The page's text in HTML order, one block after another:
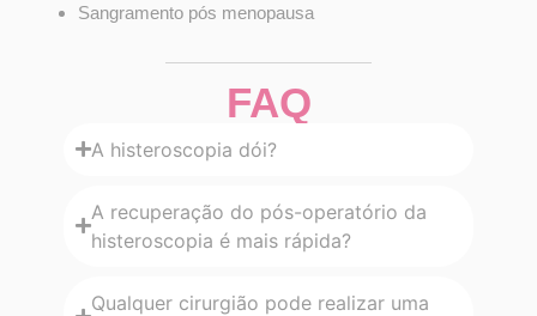
Sangramento pós menopausa
FAQ
A histeroscopia dói?
A recuperação do pós-operatório da
histeroscopia é mais rápida?
Qualquer cirurgião pode realizar uma